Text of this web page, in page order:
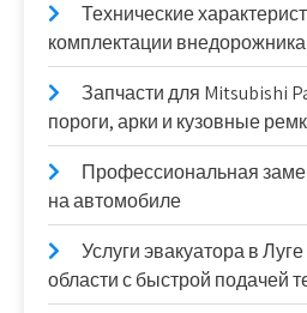
Технические
комплектации внедорожника
Запчасти для Mitsubishi
пороги, арки и кузовные
Профессиональная
на автомобиле
Услуги эвакуатора в
области с быстрой подачей